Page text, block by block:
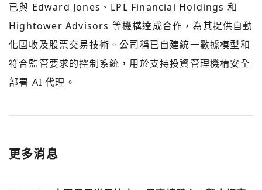
已與 Edward Jones、LPL Financial Holdings 和
Hightower Advisors 等機構達成合作，為其提供自動
化固收及股票交易技術。公司稱已自建統一數據模型和
符合監管要求的控制系統，用於支持投資管理機構安全
部署 AI 代理。
更多消息